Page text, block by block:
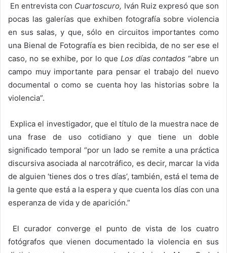
En entrevista con Cuartoscuro, Iván Ruiz expresó que son
pocas las galerías que exhiben fotografía sobre violencia
en sus salas, y que, sólo en circuitos importantes como
una Bienal de Fotografía es bien recibida, de no ser ese el
caso, no se exhibe, por lo que Los días contados “abre un
campo muy importante para pensar el trabajo del nuevo
documental o como se cuenta hoy las historias sobre la
violencia”.
Explica el investigador, que el título de la muestra nace de
una frase de uso cotidiano y que tiene un doble
significado temporal “por un lado se remite a una práctica
discursiva asociada al narcotráfico, es decir, marcar la vida
de alguien ‘tienes dos o tres días’, también, está el tema de
la gente que está a la espera y que cuenta los días con una
esperanza de vida y de aparición.”
El curador converge el punto de vista de los cuatro
fotógrafos que vienen documentado la violencia en sus